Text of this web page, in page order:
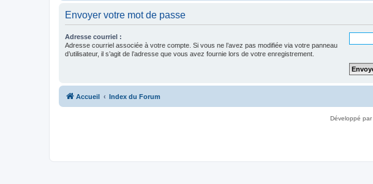
Envoyer votre mot de passe
Adresse courriel :
Adresse courriel associée à votre compte. Si vous ne l’avez pas modifiée via votre panneau
d’utilisateur, il s’agit de l’adresse que vous avez fournie lors de votre enregistrement.
Accueil Index du Forum
Développé par